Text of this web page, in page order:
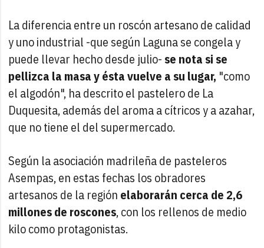
La diferencia entre un roscón artesano de calidad
y uno industrial -que según Laguna se congela y
puede llevar hecho desde julio- se nota si se
pellizca la masa y ésta vuelve a su lugar, "como
el algodón", ha descrito el pastelero de La
Duquesita, además del aroma a cítricos y a azahar,
que no tiene el del supermercado.
Según la asociación madrileña de pasteleros
Asempas, en estas fechas los obradores
artesanos de la región elaborarán cerca de 2,6
millones de roscones, con los rellenos de medio
kilo como protagonistas.